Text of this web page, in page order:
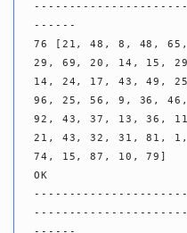
------
76 [21, 48, 8, 48,
29, 69, 20, 14, 15,
14, 24, 17, 43, 49,
96, 25, 56, 9, 36,
92, 43, 37, 13, 36,
21, 43, 32, 31, 81,
74, 15, 87, 10, 79]
OK